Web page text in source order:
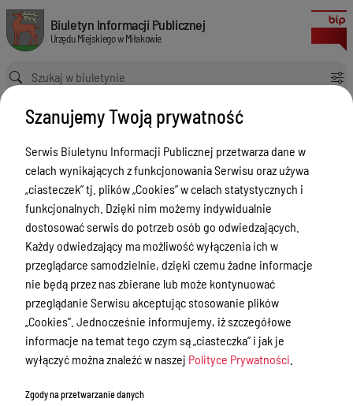
Uchwała Nr XXIII/147/2016 z dnia 25 października 2016 r. w sprawie
Biuletyn Informacji Publicznej Urzędu Miejskiego w Miłakowie
Biuletyn Informacji Publicznej
Urzędu Miejskiego w Miłakowie
Ścieżka powrotu
Strona główna MPZP
MPZP - MPZP
Uchwała Nr XXIII/147/2016 z dnia 25 października 2016 r. w sprawie miejscowego planu zagospodarowania przestrzennego dla części nieruchomości przy ul. Przemysłowej w Miłakowie
MPZP - MPZP
Menu Przedmiotowe
Urząd Miejski w Miłakowie
Gmina Miłakowo
Majątek i finanse
Zamówienia publiczne
Urząd Stanu Cywilnego
Ewidencja ludności, dowody osobiste,
działalność gospodarcza
Przetargi
Szanujemy Twoją prywatność
Serwis Biuletynu Informacji Publicznej przetwarza dane w
celach wynikających z funkcjonowania Serwisu oraz używa
„ciasteczek” tj. plików „Cookies” w celach statystycznych i
funkcjonalnych. Dzięki nim możemy indywidualnie
dostosować serwis do potrzeb osób go odwiedzających.
Każdy odwiedzający ma możliwość wyłączenia ich w
przeglądarce samodzielnie, dzięki czemu żadne informacje
nie będą przez nas zbierane lub może kontynuować
przeglądanie Serwisu akceptując stosowanie plików
„Cookies”. Jednocześnie informujemy, iż szczegółowe
informacje na temat tego czym są „ciasteczka” i jak je
wyłączyć można znaleźć w naszej Polityce Prywatności
Zgody na przetwarzanie danych